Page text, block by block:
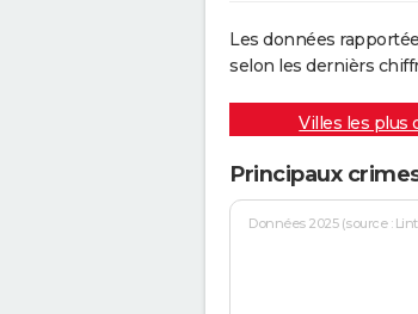
Les données
selon les dernièrs
Villes les plus
Principaux
Données 2025 (source :